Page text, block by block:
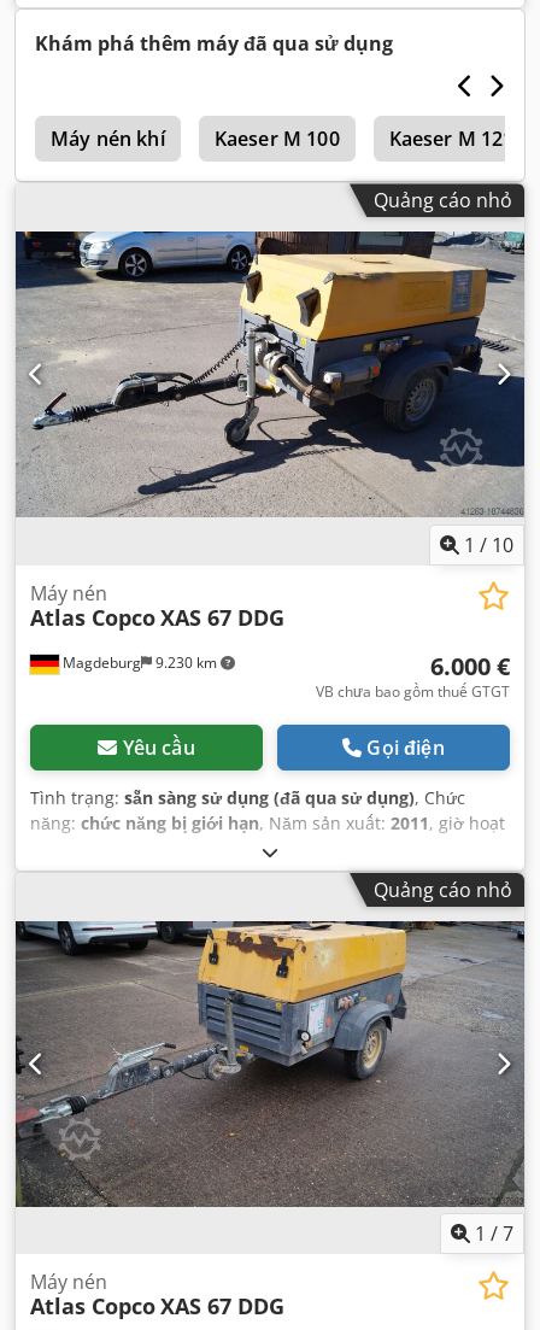
Khám phá thêm máy đã qua sử dụng
Máy nén khí Kaeser M 100 Kaeser M 121
Quảng cáo nhỏ
1 / 10
Magdeburg 9.230 km
Máy nén
Atlas CopcoXAS 67 DDG
6.000 €
VB chưa bao gồm thuế GTGT
Yêu cầu Gọi điện
Tình trạng: sẵn sàng sử dụng (đã qua sử dụng), Chức
năng: chức năng bị giới hạn, Năm sản xuất: 2011, giờ hoạt
bộ lọc muội than
Quảng cáo nhỏ
1 /7
Máy nén
Atlas CopcoXAS 67 DDG